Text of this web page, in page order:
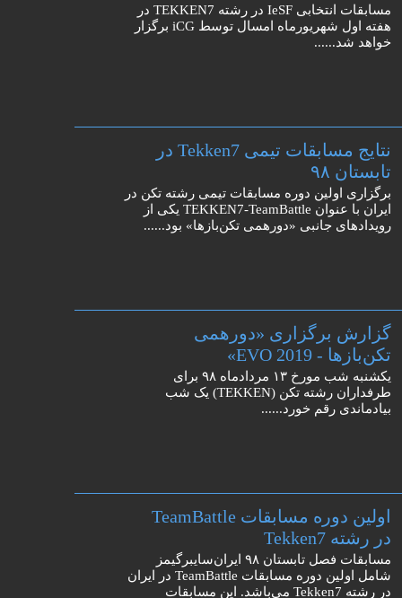
مسابقات انتخابی IeSF در رشته TEKKEN7 در
هفته اول شهریورماه امسال توسط iCG برگزار
خواهد شد......
نتایج مسابقات تیمی Tekken7 در
تابستان ۹۸
برگزاری اولین دوره مسابقات تیمی رشته تکن در
ایران با عنوان TEKKEN7-TeamBattle یکی از
رویدادهای جانبی «دورهمی تکن‌بازها» بود......
گزارش برگزاری «دورهمی
تکن‌بازها - EVO 2019»
یکشنبه شب مورخ ۱۳ مردادماه ۹۸ برای
طرفداران رشته تکن (TEKKEN) یک شب
بیادماندی رقم خورد......
اولین دوره مسابقات TeamBattle
در رشته Tekken7
مسابقات فصل تابستان ۹۸ ایران‌سایبرگیمز
شامل اولین دوره مسابقات TeamBattle در ایران
در رشته Tekken7 می‌باشد. این مسابقات